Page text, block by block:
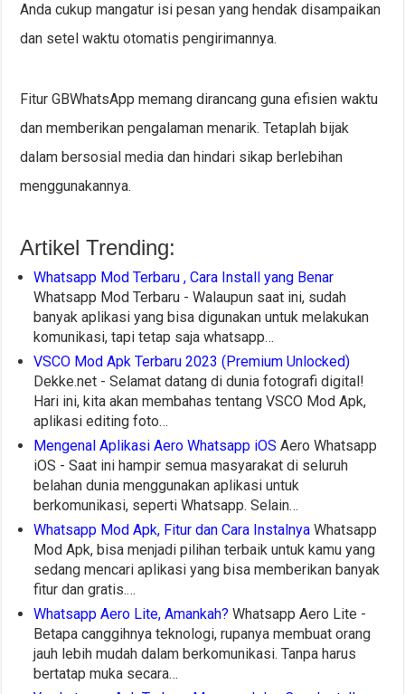
Anda cukup mangatur isi pesan yang hendak disampaikan
dan setel waktu otomatis pengirimannya.
Fitur GBWhatsApp memang dirancang guna efisien waktu
dan memberikan pengalaman menarik. Tetaplah bijak
dalam bersosial media dan hindari sikap berlebihan
menggunakannya.
Artikel Trending:
Whatsapp Mod Terbaru , Cara Install yang Benar
Whatsapp Mod Terbaru - Walaupun saat ini, sudah
banyak aplikasi yang bisa digunakan untuk melakukan
komunikasi, tapi tetap saja whatsapp…
VSCO Mod Apk Terbaru 2023 (Premium Unlocked)
Dekke.net - Selamat datang di dunia fotografi digital!
Hari ini, kita akan membahas tentang VSCO Mod Apk,
aplikasi editing foto…
Mengenal Aplikasi Aero Whatsapp iOS Aero Whatsapp
iOS - Saat ini hampir semua masyarakat di seluruh
belahan dunia menggunakan aplikasi untuk
berkomunikasi, seperti Whatsapp. Selain…
Whatsapp Mod Apk, Fitur dan Cara Instalnya Whatsapp
Mod Apk, bisa menjadi pilihan terbaik untuk kamu yang
sedang mencari aplikasi yang bisa memberikan banyak
fitur dan gratis.…
Whatsapp Aero Lite, Amankah? Whatsapp Aero Lite -
Betapa canggihnya teknologi, rupanya membuat orang
jauh lebih mudah dalam berkomunikasi. Tanpa harus
bertatap muka secara…